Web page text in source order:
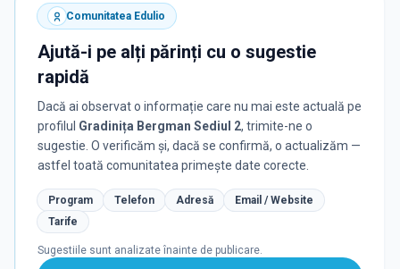
Comunitatea Edulio
Ajută-i pe alți părinți cu o sugestie
rapidă
Dacă ai observat o informație care nu mai este actuală pe
profilul Gradinița Bergman Sediul 2, trimite-ne o
sugestie. O verificăm și, dacă se confirmă, o actualizăm —
astfel toată comunitatea primește date corecte.
Program Telefon Adresă
Email / Website
Tarife
Sugestiile sunt analizate înainte de publicare.